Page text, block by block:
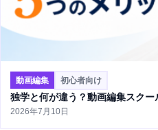
動画編集 初心者向け
独学と何が違う？動画編集スクー
2026年7月10日